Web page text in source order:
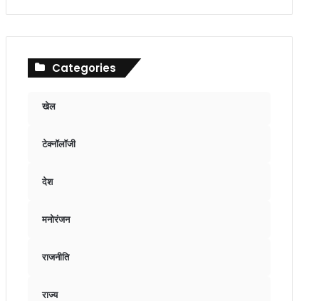
Categories
खेल
टेक्नॉलॉजी
देश
मनोरंजन
राजनीति
राज्य